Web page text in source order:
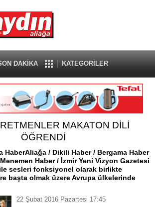
DAKİKA KATEGORİLER
MAKATON DİLİ
ÖĞRENDİ
HaberAliağa / Dikili Haber / Bergama Haber
Haber / İzmir Yeni Vizyon Gazetesi
sesleri fonksiyonel olarak birlikte
başta olmak üzere Avrupa ülkelerinde
22 Şubat 2016 Pazartesi 17:45